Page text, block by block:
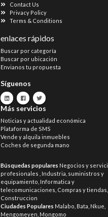
Contact Us
Privacy Policy
Terms & Conditions
enlaces rápidos
Buscar por categoría
Buscar por ubicación
Envianos tu propuesta
Síguenos
Más servicios
Noticias y actualidad económica
Plataforma de SMS
Vende y alquila inmuebles
Coches de segunda mano
Búsquedas populares Negocios y
profesionales
Industria, suministros y
equipamiento Informatica y
telecomunicaciones Compras y tiendas
Construccion
Ciudades Populares Malabo Bata Nkue
Mengomeyen Mongomo